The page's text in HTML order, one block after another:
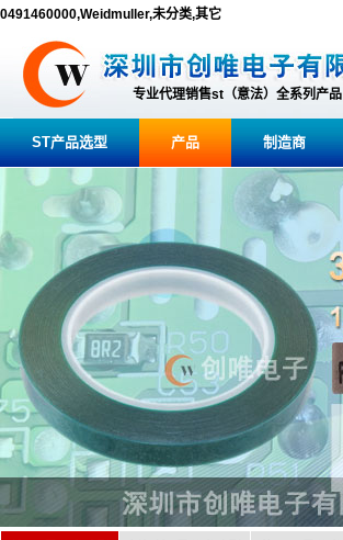
0491460000,Weidmuller,未分类,其它
专业代理销售st（意法）全系列产品
ST产品选型 产品 制造商